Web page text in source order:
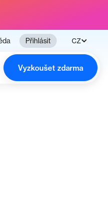
Přihlásit CZ
Vyzkoušet zdarma